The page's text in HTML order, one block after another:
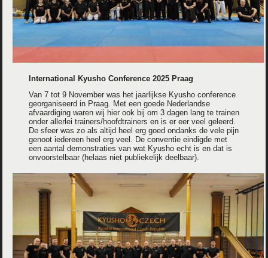
International Kyusho Conference 2025 Praag
Van 7 tot 9 November was het jaarlijkse Kyusho conference
georganiseerd in Praag. Met een goede Nederlandse
afvaardiging waren wij hier ook bij om 3 dagen lang te trainen
onder allerlei trainers/hoofdtrainers en is er eer veel geleerd.
De sfeer was zo als altijd heel erg goed ondanks de vele pijn
genoot iedereen heel erg veel. De conventie eindigde met
een aantal demonstraties van wat Kyusho echt is en dat is
onvoorstelbaar (helaas niet publiekelijk deelbaar).